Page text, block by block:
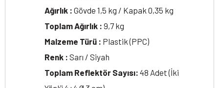
Ağırlık : Gövde 1,5 kg / Kapak 0,35 kg
Toplam Ağırlık : 9,7 kg
Malzeme Türü : Plastik (PPC)
Renk : Sarı / Siyah
Toplam Reflektör Sayısı: 48 Adet (İki